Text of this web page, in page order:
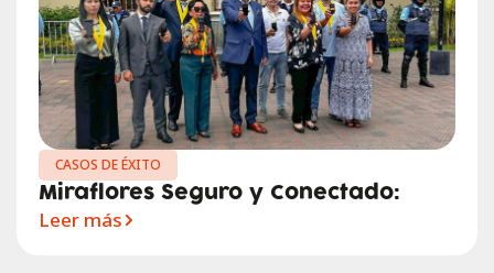
CASOS DE ÉXITO
Miraflores Seguro y Conectado:
Leer más